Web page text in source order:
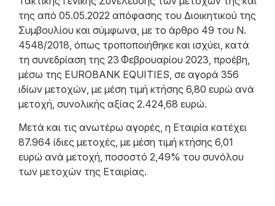
της από 05.05.2022 απόφασης του Διοικητικού της
Συμβουλίου και σύμφωνα, με το άρθρο 49 του N.
4548/2018, όπως τροποποιήθηκε και ισχύει, κατά
τη συνεδρίαση της 23 Φεβρουαρίου 2023, προέβη,
μέσω της EUROBANK EQUITIES, σε αγορά 356
ιδίων μετοχών, με μέση τιμή κτήσης 6,80 ευρώ ανά
μετοχή, συνολικής αξίας 2.424,68 ευρώ.
Μετά και τις ανωτέρω αγορές, η Εταιρία κατέχει
87.964 ίδιες μετοχές, με μέση τιμή κτήσης 6,01
ευρώ ανά μετοχή, ποσοστό 2,49% του συνόλου
των μετοχών της Εταιρίας.